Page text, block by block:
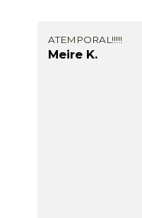
ATEMPORAL!!!!!
Meire K.